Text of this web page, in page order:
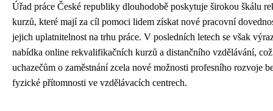
Úřad práce České republiky dlouhodobě poskytuje širokou škálu
kurzů, které mají za cíl pomoci lidem získat nové pracovní
jejich uplatnitelnost na trhu práce. V posledních letech se však
nabídka online rekvalifikačních kurzů a distančního vzdělávání,
uchazečům o zaměstnání zcela nové možnosti profesního rozvoje
fyzické přítomnosti ve vzdělávacích centrech.